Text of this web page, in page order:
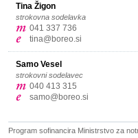
Tina Žigon
strokovna sodelavka
041 337 736
tina@boreo.si
Samo Vesel
strokovni sodelavec
040 413 315
samo@boreo.si
Program sofinancira Ministrstvo za